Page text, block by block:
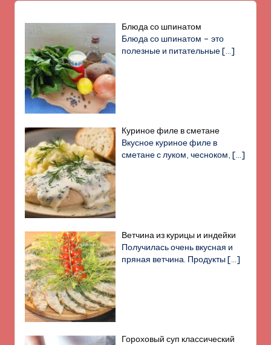
Блюда со шпинатом
Блюда со шпинатом – это
полезные и питательные[…]
Куриное филе в сметане
Вкусное куриное филе в
сметане с луком, чесноком,[…]
Ветчина из курицы и индейки
Получилась очень вкусная и
пряная ветчина. Продукты[…]
Гороховый суп классический